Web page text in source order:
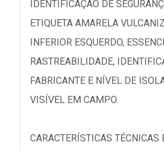
IDENTIFICAÇÃO DE
ETIQUETA AMARELA
INFERIOR ESQUERDO,
RASTREABILIDADE,
FABRICANTE E NÍVEL DE
VISÍVEL EM CAMPO.
CARACTERÍSTICAS TÉCNICAS